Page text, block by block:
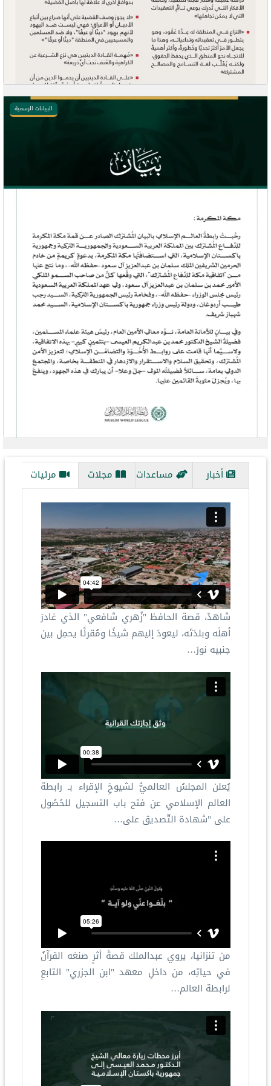
البيانات الرسمية
Next
أخبار مساعدات مجلات مرئيات
شاهدْ، قصة الحافظ "زُهري شافعي" الذي غادرَ
أهلَه وبلدَتَه، ليعودَ إليهم شيخًا ومُقرئًا يحمِل بين
جنبيه نورَ…
يُعلن المجلسُ العالميُّ لشيوخِ الإقراء بـ رابطة
العالم الإسلامي عن فتح باب التسجيل للحُصُول
على "شهادة التّصديق على…
من تنزانيا، يروي عبدالملك قصةَ أثرٍ صنعَه القرآنُ
في حياتِه، من داخلِ معهد "ابن الجزري" التابعِ
لرابطة العالم…